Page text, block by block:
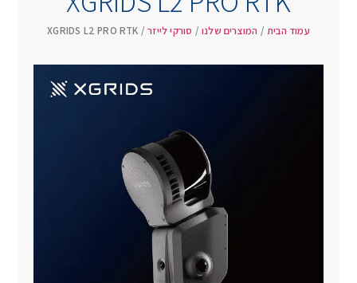
עמוד הבית/ המוצרים שלנו / סורקי לייזר/ XGRIDS L2 PRO RTK